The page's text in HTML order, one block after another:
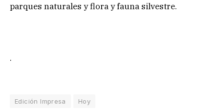
parques naturales y flora y fauna silvestre.
.
Edición Impresa Hoy